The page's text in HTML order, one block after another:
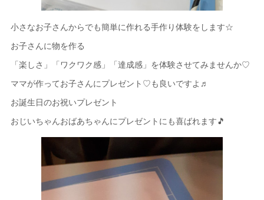
小さなお子さんからでも簡単に作れる手作り体験をします☆
お子さんに物を作る
「楽しさ」「ワクワク感」「達成感」を体験させてみませんか♡
ママが作ってお子さんにプレゼント♡も良いですよ♬
お誕生日のお祝いプレゼント
おじいちゃんおばあちゃんにプレゼントにも喜ばれます🎵